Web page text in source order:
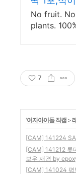
전
No fruit.
plants.
7
'여자아이돌 직캠 >
[CAM] 141224
[CAM] 141212 롯
보우 재경 by
[CAM] 141024 평